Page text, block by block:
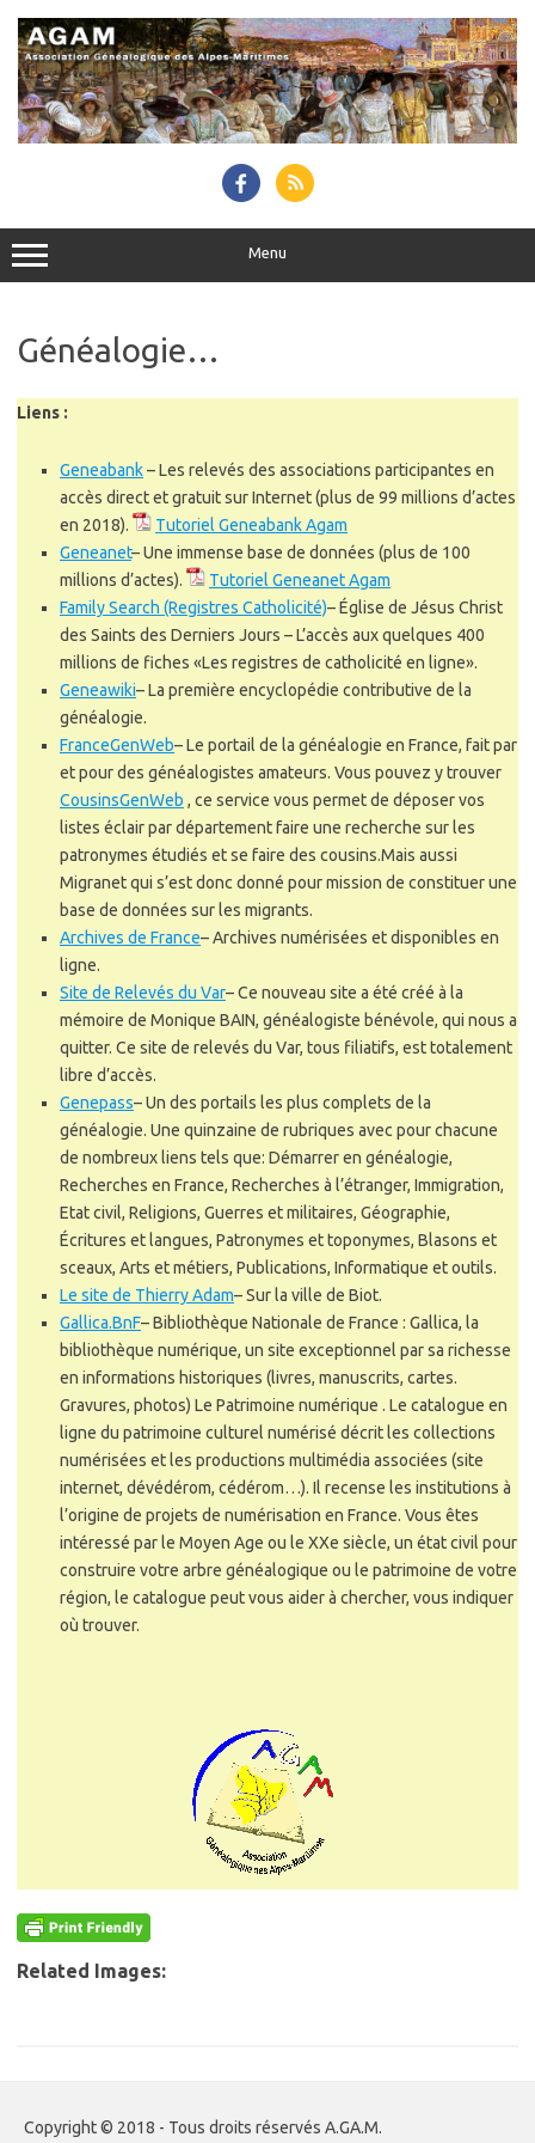
content
Menu
Généalogie…
Liens :
Geneabank– Les relevés des associations participantes en
accès direct et gratuit sur Internet (plus de 99 millions d’actes
en 2018).
Tutoriel Geneabank Agam
Geneanet–Une immense base de données (plus de 100
millions d’actes).
Tutoriel Geneanet Agam
Family Search (Registres Catholicité)–Église de Jésus Christ
des Saints des Derniers Jours – L’accès aux quelques 400
millions de fiches «Les registres de catholicité en ligne».
Geneawiki–La première encyclopédie contributive de la
généalogie.
FranceGenWeb– Le portail de la généalogie en France, fait par
et pour des généalogistes amateurs. Vous pouvez y trouver
CousinsGenWeb , ce service vous permet de déposer vos
listes éclair par département faire une recherche sur les
patronymes étudiés et se faire des cousins.Mais aussi
Migranet qui s’est donc donné pour mission de constituer une
base de données sur les migrants.
Archives de France–Archives numérisées et disponibles en
ligne.
Site de Relevés du Var–Ce nouveau site a été créé à la
mémoire de Monique BAIN, généalogiste bénévole, qui nous a
quitter. Ce site de relevés du Var, tous filiatifs, est totalement
libre d’accès.
Genepass–Un des portails les plus complets de la
généalogie. Une quinzaine de rubriques avec pour chacune
de nombreux liens tels que: Démarrer en généalogie,
Recherches en France, Recherches à l’étranger, Immigration,
Etat civil, Religions, Guerres et militaires, Géographie,
Écritures et langues, Patronymes et toponymes, Blasons et
sceaux, Arts et métiers, Publications, Informatique et outils.
Le site de Thierry Adam–Sur la ville de Biot.
Gallica.BnF–Bibliothèque Nationale de France : Gallica, la
bibliothèque numérique, un site exceptionnel par sa richesse
en informations historiques (livres, manuscrits, cartes.
Gravures, photos) Le Patrimoine numérique . Le catalogue en
ligne du patrimoine culturel numérisé décrit les collections
numérisées et les productions multimédia associées (site
internet, dévédérom, cédérom…). Il recense les institutions à
l’origine de projets de numérisation en France. Vous êtes
intéressé par le Moyen Age ou le XXe siècle, un état civil pour
construire votre arbre généalogique ou le patrimoine de votre
région, le catalogue peut vous aider à chercher, vous indiquer
où trouver.
Related Images:
Copyright © 2018 - Tous droits réservés A.GA.M.